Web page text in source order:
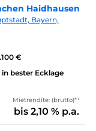
Haidhausen
Bayern,
€
bester Ecklage
Mietrendite: (brutto)*¹
bis 2,10 % p.a.